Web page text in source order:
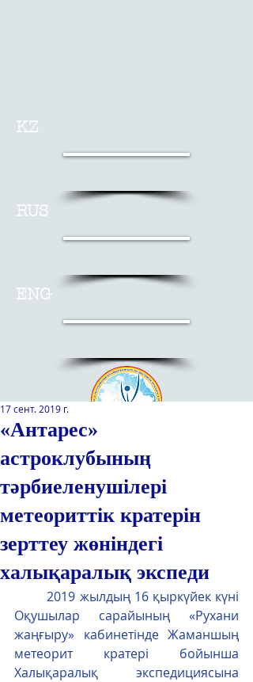
KZ
RUS
ENG
Қазақстан Республикасы Оқу-
ағарту министрлігінің
«Республикалық қосымша білім
беру оқу-әдістемелік орталығы»
ЭКРАН ДИКТОРЫ
«Антарес»
астроклубының
тәрбиеленушілері
метеориттік кратерін
зерттеу жөніндегі
халықаралық экспеди
17 сент. 2019 г.
        2019 жылдың 16 қыркүйек күні
Оқушылар сарайының «Рухани
жаңғыру» кабинетінде Жаманшың
метеорит кратері бойынша
Халықаралық экспедициясына